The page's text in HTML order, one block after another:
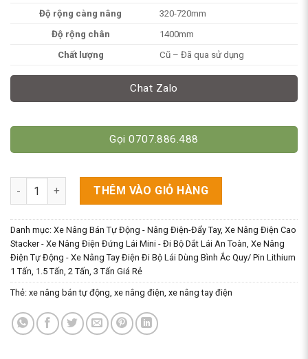
Độ rộng càng nâng
320-720mm
Độ rộng chân
1400mm
Chất lượng
Cũ – Đã qua sử dụng
Chat Zalo
Gọi 0707.886.488
Xe Nâng Bán Tự Động Điện Cũ 3m - 1.5 Tấn [Càng Rộng] -
THÊM VÀO GIỎ HÀNG
Danh mục: Xe Nâng Bán Tự Động - Nâng Điện-Đẩy Tay, Xe Nâng Điện Cao
Stacker - Xe Nâng Điện Đứng Lái Mini - Đi Bộ Dắt Lái An Toàn, Xe Nâng
Điện Tự Động - Xe Nâng Tay Điện Đi Bộ Lái Dùng Bình Ắc Quy/ Pin Lithium
1 Tấn, 1.5 Tấn, 2 Tấn, 3 Tấn Giá Rẻ
Thẻ: xe nâng bán tự động, xe nâng điện, xe nâng tay điện